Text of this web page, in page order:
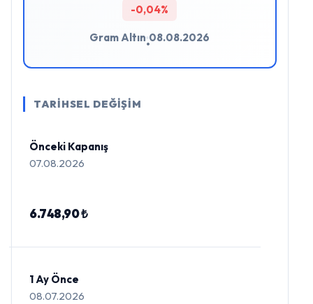
-0,04%
Gram Altın
•
08.08.2026
TARİHSEL DEĞİŞİM
Önceki Kapanış
07.08.2026
6.748,90 ₺
1 Ay Önce
08.07.2026